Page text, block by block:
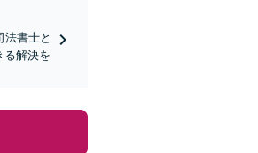
法書士と
る解決を